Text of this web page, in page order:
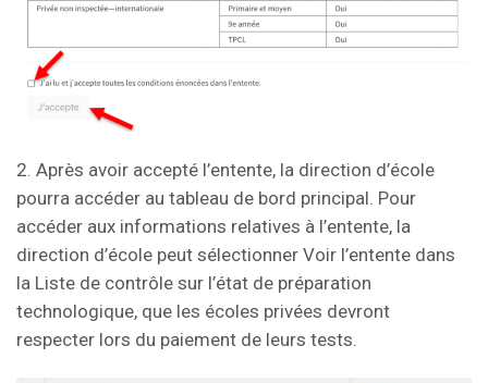
2. Après avoir accepté l’entente, la direction d’école
pourra accéder au tableau de bord principal. Pour
accéder aux informations relatives à l’entente, la
direction d’école peut sélectionner Voir l’entente dans
la Liste de contrôle sur l’état de préparation
technologique, que les écoles privées devront
respecter lors du paiement de leurs tests.